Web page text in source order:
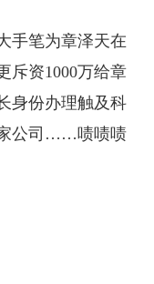
笔为章泽天在
斥资1000万给章
身份办理触及科
公司……啧啧啧